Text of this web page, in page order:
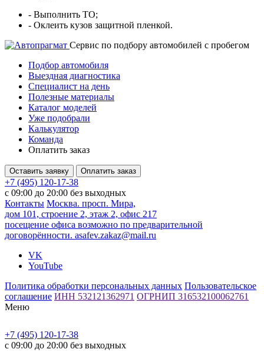
- Выполнить ТО;
- Оклеить кузов защитной пленкой.
Cервис по подбору автомобилей с пробегом
Подбор автомобиля
Выездная диагностика
Специалист на день
Полезные материалы
Каталог моделей
Уже подобрали
Калькулятор
Команда
Оплатить заказ
Оставить заявку Оплатить заказ
+7 (495) 120-17-38
с 09:00 до 20:00 без выходных
Контакты Москва. просп. Мира,
дом 101, строение 2, этаж 2, офис 217
посещение офиса возможно по предварительной
договорённости. asafev.zakaz@mail.ru
VK
YouTube
Политика обработки персональных данных Пользовательское
соглашение ИНН 532121362971 ОГРНИП 316532100062761
Меню
+7 (495) 120-17-38
с 09:00 до 20:00 без выходных